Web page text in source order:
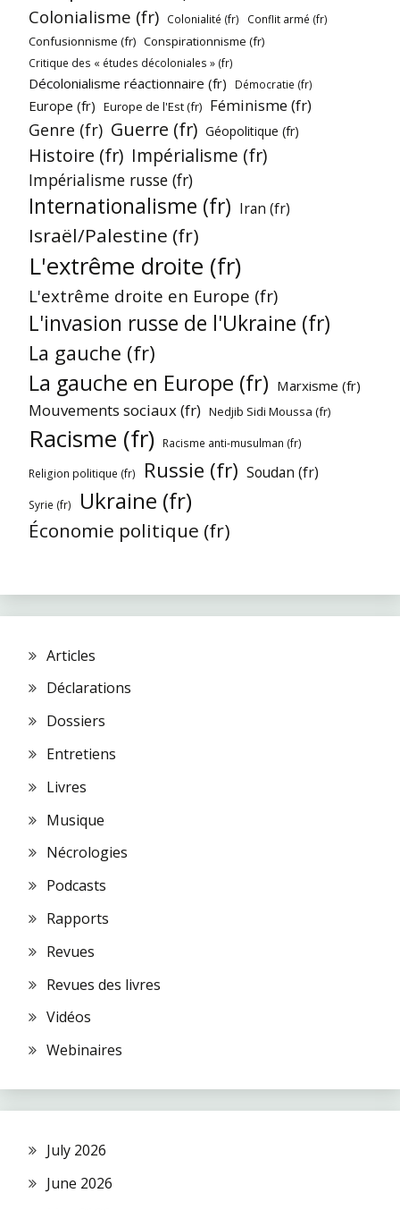
Colonialisme (fr) Colonialité (fr) Conflit armé (fr)
Confusionnisme (fr) Conspirationnisme (fr)
Critique des « études décoloniales » (fr)
Décolonialisme réactionnaire (fr) Démocratie (fr)
Europe (fr) Europe de l'Est (fr) Féminisme (fr)
Genre (fr) Guerre (fr) Géopolitique (fr)
Histoire (fr) Impérialisme (fr)
Impérialisme russe (fr)
Internationalisme (fr) Iran (fr)
Israël/Palestine (fr)
L'extrême droite (fr)
L'extrême droite en Europe (fr)
L'invasion russe de l'Ukraine (fr)
La gauche (fr)
La gauche en Europe (fr) Marxisme (fr)
Mouvements sociaux (fr) Nedjib Sidi Moussa (fr)
Racisme (fr) Racisme anti-musulman (fr)
Religion politique (fr) Russie (fr) Soudan (fr)
Syrie (fr) Ukraine (fr)
Économie politique (fr)
Articles
Déclarations
Dossiers
Entretiens
Livres
Musique
Nécrologies
Podcasts
Rapports
Revues
Revues des livres
Vidéos
Webinaires
July 2026
June 2026